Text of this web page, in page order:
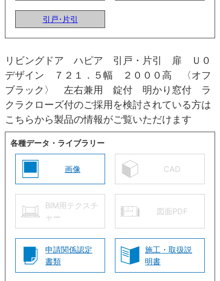
引戸･片引
リビングドア ハピア 引戸・片引 扉 Ｕ０
デザイン ７２１．５幅 ２０００高 〈オフ
ブラック〉 左右兼用 錠付 明かり窓付 ラ
クラクローズ付のご採用を検討されている方は
こちらから製品の情報がご覧いただけます
各種データ・ライブラリー
画像 CAD
BIM用テクスチ
ャー
図面PDF
申請関係認定
書類
施工・取扱説
明書